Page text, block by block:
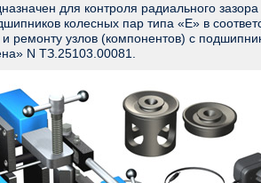
для контроля радиального зазора
колесных пар типа «Е» в
ремонту узлов (компонентов) с
N ТЗ.25103.00081.